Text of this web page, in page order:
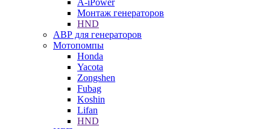
A-iPower
Монтаж генераторов
HND
АВР для генераторов
Мотопомпы
Honda
Yacota
Zongshen
Fubag
Koshin
Lifan
HND